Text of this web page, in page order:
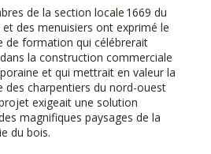
de la section locale 1669 du
des menuisiers ont exprimé le
de formation qui célébrerait
la construction commerciale
et qui mettrait en valeur la
des charpentiers du nord-ouest
exigeait une solution
magnifiques paysages de la
du bois.